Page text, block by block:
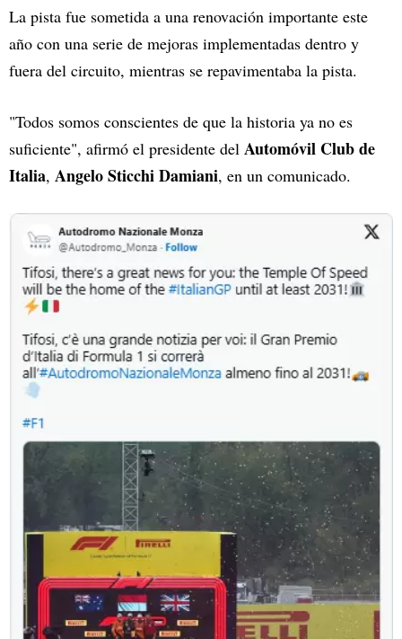
La pista fue sometida a una renovación importante este
año con una serie de mejoras implementadas dentro y
fuera del circuito, mientras se repavimentaba la pista.
"Todos somos conscientes de que la historia ya no es
suficiente", afirmó el presidente del Automóvil Club de
Italia, Angelo Sticchi Damiani, en un comunicado.